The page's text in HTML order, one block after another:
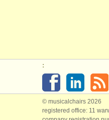
:
© musicalchairs 2026
registered office: 11